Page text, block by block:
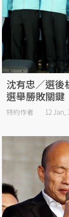
沈有忠／選後
選舉勝敗關鍵
特約作者 12 Jan,